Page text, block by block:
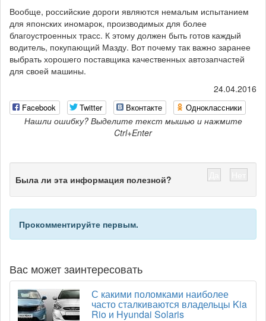
Вообще, российские дороги являются немалым испытанием
для японских иномарок, производимых для более
благоустроенных трасс. К этому должен быть готов каждый
водитель, покупающий Мазду. Вот почему так важно заранее
выбрать хорошего поставщика качественных автозапчастей
для своей машины.
24.04.2016
Facebook Twitter Вконтакте Одноклассники
Нашли ошибку? Выделите текст мышью и нажмите
Ctrl+Enter
Была ли эта информация полезной?
Прокомментируйте первым.
Вас может заинтересовать
С какими поломками наиболее
часто сталкиваются владельцы Kia
Rio и Hyundai Solaris